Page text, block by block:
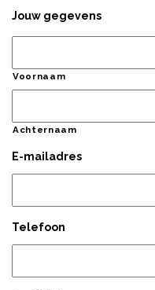
Jouw gegevens
Voornaam
Achternaam
E-mailadres
Telefoon